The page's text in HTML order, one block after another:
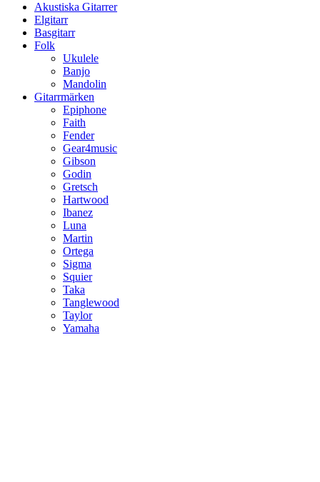
Akustiska Gitarrer
Elgitarr
Basgitarr
Folk
Ukulele
Banjo
Mandolin
Gitarrmärken
Epiphone
Faith
Fender
Gear4music
Gibson
Godin
Gretsch
Hartwood
Ibanez
Luna
Martin
Ortega
Sigma
Squier
Taka
Tanglewood
Taylor
Yamaha